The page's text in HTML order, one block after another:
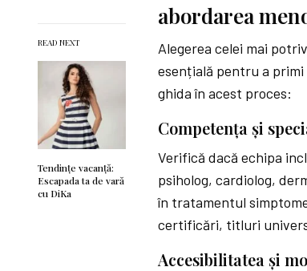
READ NEXT
Tendințe vacanță:
Escapada ta de vară
cu DiKa
abordarea
Alegerea celei mai
esențială pentru a
ghida în acest proces:
Competența și
Verifică dacă echipa
psiholog, cardiolog,
în tratamentul
certificări, titluri
Accesibilitatea și